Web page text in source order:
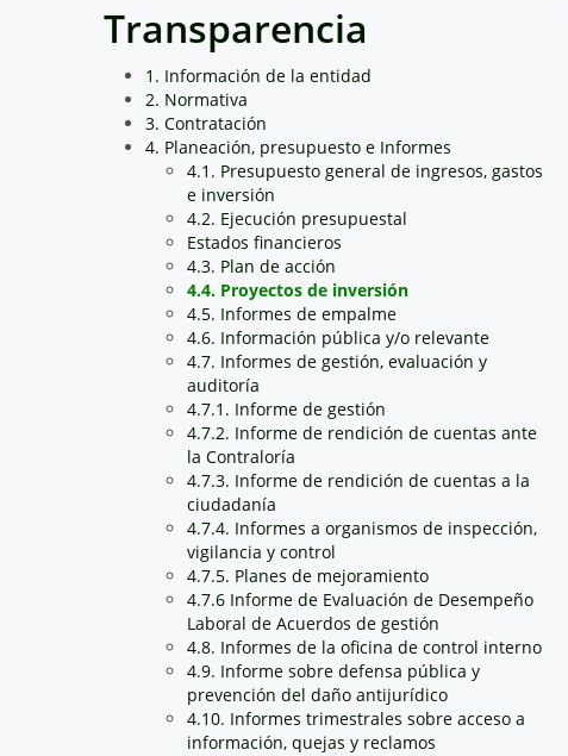
Transparencia
1. Información de la entidad
2. Normativa
3. Contratación
4. Planeación, presupuesto e Informes
4.1. Presupuesto general de ingresos, gastos
e inversión
4.2. Ejecución presupuestal
Estados financieros
4.3. Plan de acción
4.4. Proyectos de inversión
4.5. Informes de empalme
4.6. Información pública y/o relevante
4.7. Informes de gestión, evaluación y
auditoría
4.7.1. Informe de gestión
4.7.2. Informe de rendición de cuentas ante
la Contraloría
4.7.3. Informe de rendición de cuentas a la
ciudadanía
4.7.4. Informes a organismos de inspección,
vigilancia y control
4.7.5. Planes de mejoramiento
4.7.6 Informe de Evaluación de Desempeño
Laboral de Acuerdos de gestión
4.8. Informes de la oficina de control interno
4.9. Informe sobre defensa pública y
prevención del daño antijurídico
4.10. Informes trimestrales sobre acceso a
información, quejas y reclamos